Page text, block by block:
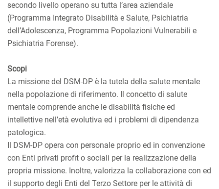
secondo livello operano su tutta l’area aziendale
(Programma Integrato Disabilità e Salute, Psichiatria
dell’Adolescenza, Programma Popolazioni Vulnerabili e
Psichiatria Forense).
Scopi
La missione del DSM-DP è la tutela della salute mentale
nella popolazione di riferimento. Il concetto di salute
mentale comprende anche le disabilità fisiche ed
intellettive nell’età evolutiva ed i problemi di dipendenza
patologica.
Il DSM-DP opera con personale proprio ed in convenzione
con Enti privati profit o sociali per la realizzazione della
propria missione. Inoltre, valorizza la collaborazione con ed
il supporto degli Enti del Terzo Settore per le attività di